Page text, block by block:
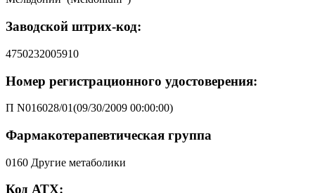
Заводской штрих-код:
4750232005910
Номер регистрационного удостоверения:
П N016028/01(09/30/2009 00:00:00)
Фармакотерапевтическая группа
0160 Другие метаболики
Код АТХ: